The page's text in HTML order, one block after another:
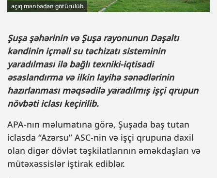
açıq mənbədən götürülüb
Şuşa şəhərinin və Şuşa rayonunun Daşaltı
kəndinin içməli su təchizatı sisteminin
yaradılması ilə bağlı texniki-iqtisadi
əsaslandırma və ilkin layihə sənədlərinin
hazırlanması məqsədilə yaradılmış işçi qrupun
növbəti iclası keçirilib.
APA-nın məlumatına görə, Şuşada baş tutan
iclasda “Azərsu” ASC-nin və işçi qrupuna daxil
olan digər dövlət təşkilatlarının əməkdaşları və
mütəxəssislər iştirak ediblər.